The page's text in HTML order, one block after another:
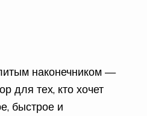
наконечником —
для тех, кто хочет
быстрое и